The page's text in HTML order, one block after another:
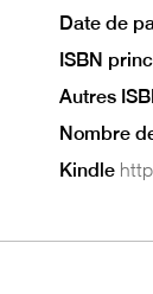
Date de
ISBN
Autres
Nombre
Kindle